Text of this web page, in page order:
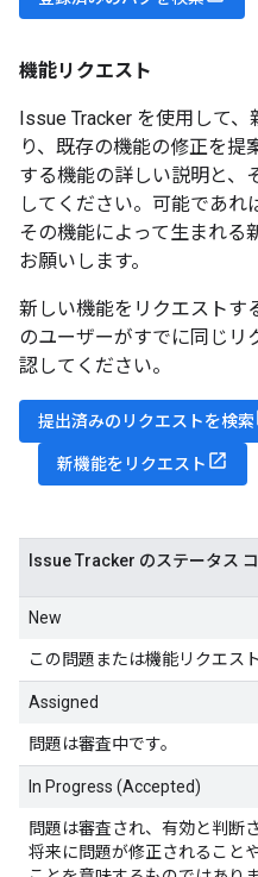
機能リクエスト
Issue Tracker を使用して
り、既存の機能の修正を提
する機能の詳しい説明と、
してください。可能であれ
その機能によって生まれる
お願いします。
新しい機能をリクエストす
のユーザーがすでに同じリ
認してください。
提出済みのリクエストを検索
新機能をリクエスト
Issue Tracker のステータス
New
この問題または機能リクエス
Assigned
問題は審査中です。
In Progress (Accepted)
問題は審査され、有効と判断
将来に問題が修正されること